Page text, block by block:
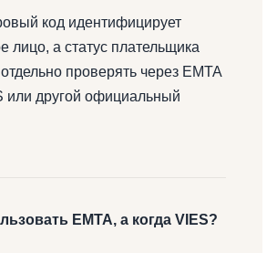
код идентифицирует
лицо, а статус плательщика
проверять через EMTA
или другой официальный
EMTA, а когда VIES?